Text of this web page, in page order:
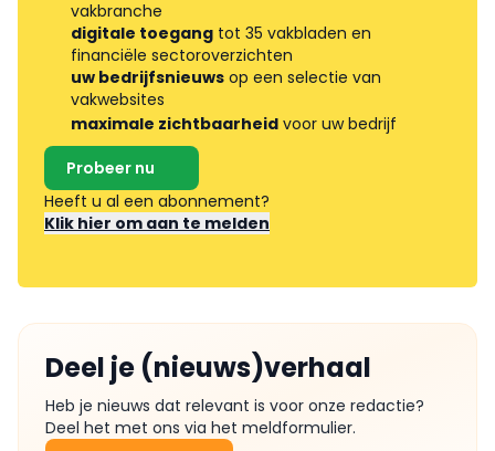
vakbranche
digitale toegang tot 35 vakbladen en
financiële sectoroverzichten
uw bedrijfsnieuws op een selectie van
vakwebsites
maximale zichtbaarheid voor uw bedrijf
Probeer nu
Heeft u al een abonnement?
Klik hier om aan te melden
Deel je (nieuws)verhaal
Heb je nieuws dat relevant is voor onze redactie?
Deel het met ons via het meldformulier.